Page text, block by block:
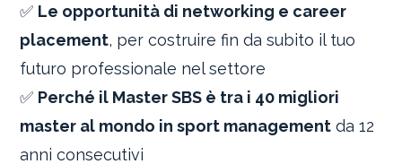
✅ Le opportunità di networking e career
placement, per costruire fin da subito il tuo
futuro professionale nel settore
✅ Perché il Master SBS è tra i 40 migliori
master al mondo in sport management da 12
anni consecutivi